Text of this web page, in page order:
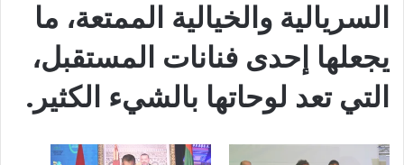
السريالية والخيالية الممتعة، ما
يجعلها إحدى فنانات المستقبل،
التي تعد لوحاتها بالشيء الكثير.